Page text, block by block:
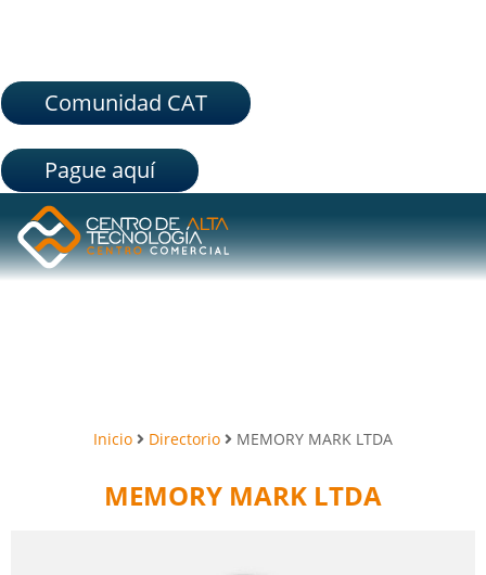
Comunidad CAT
Pague aquí
Inicio Directorio MEMORY MARK LTDA
MEMORY MARK LTDA